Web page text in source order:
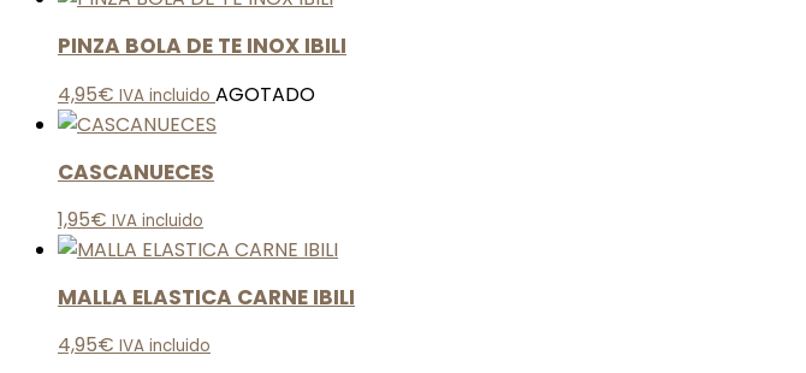
PINZA BOLA DE TE INOX IBILI
4,95€ IVA incluido AGOTADO
CASCANUECES
1,95€ IVA incluido
MALLA ELASTICA CARNE IBILI
4,95€ IVA incluido